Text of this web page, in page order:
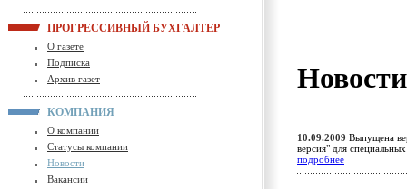
ПРОГРЕССИВНЫЙ БУХГАЛТЕР
О газете
Подписка
Архив газет
КОМПАНИЯ
О компании
Статусы компании
Новости
Вакансии
10.09.2009 Выпущена
версия" для
подробнее